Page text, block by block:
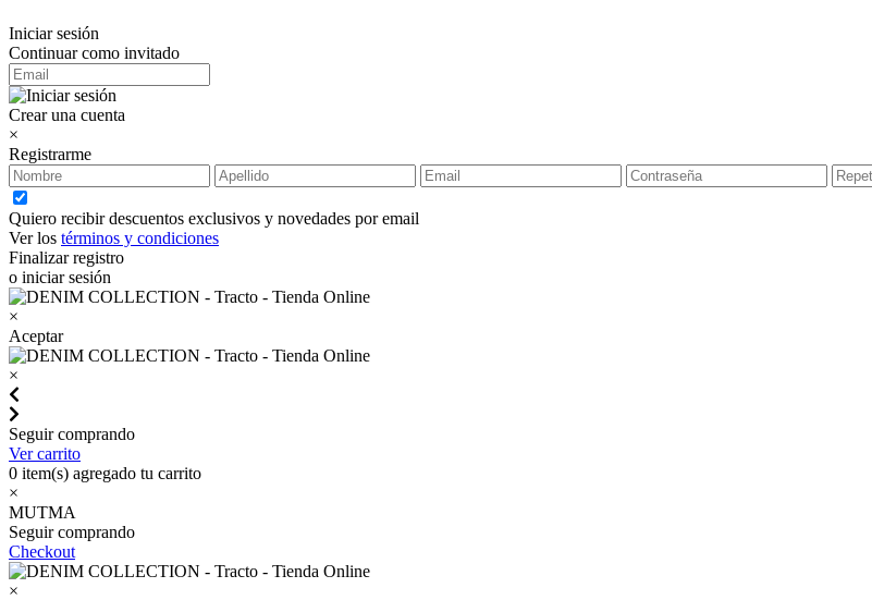
Iniciar sesión
Continuar como invitado
Crear una cuenta
×
Registrarme
Quiero recibir descuentos exclusivos y novedades por email
Ver los términos y condiciones
Finalizar registro
o iniciar sesión
×
Aceptar
×
Seguir comprando
Ver carrito
0 item(s) agregado tu carrito
×
MUTMA
Seguir comprando
Checkout
×